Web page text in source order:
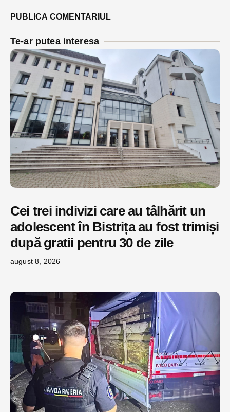
Te-ar putea interesa
Cei trei indivizi care au tâlhărit un
adolescent în Bistrița au fost trimiși
după gratii pentru 30 de zile
august 8, 2026